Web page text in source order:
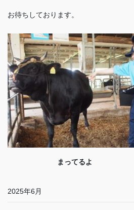
お待ちしております。
まってるよ
2025年6月